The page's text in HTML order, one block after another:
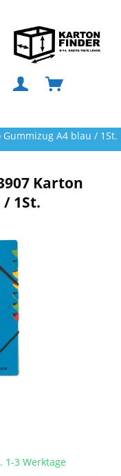
A4 blau / 1St.
Karton
/ 1St.
1-3 Werktage